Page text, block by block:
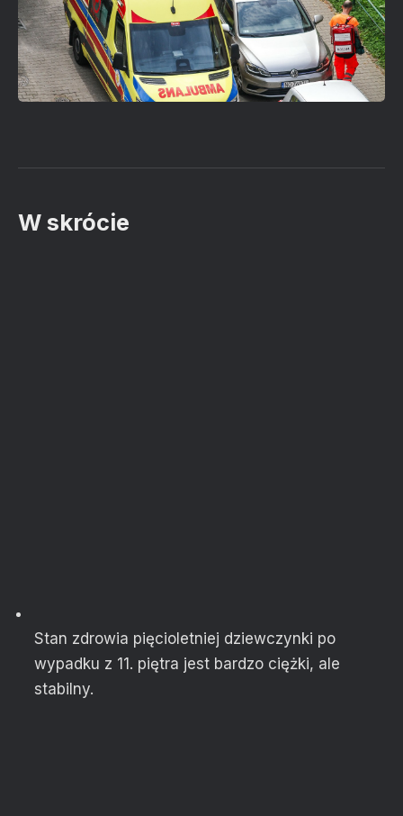
W skrócie
Stan zdrowia pięcioletniej dziewczynki po
wypadku z 11. piętra jest bardzo ciężki, ale
stabilny.